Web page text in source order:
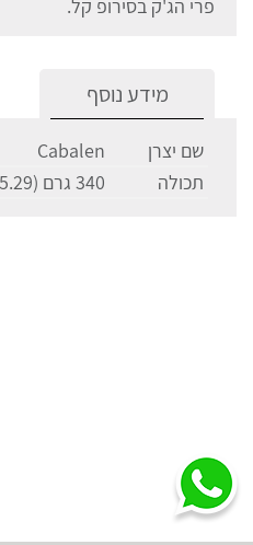
פרי הג'ק בסירופ קל.
מידע נוסף
שם יצרן
Cabalen
תכולה
340 גרם (5.29 ₪ ל-100 גרם)